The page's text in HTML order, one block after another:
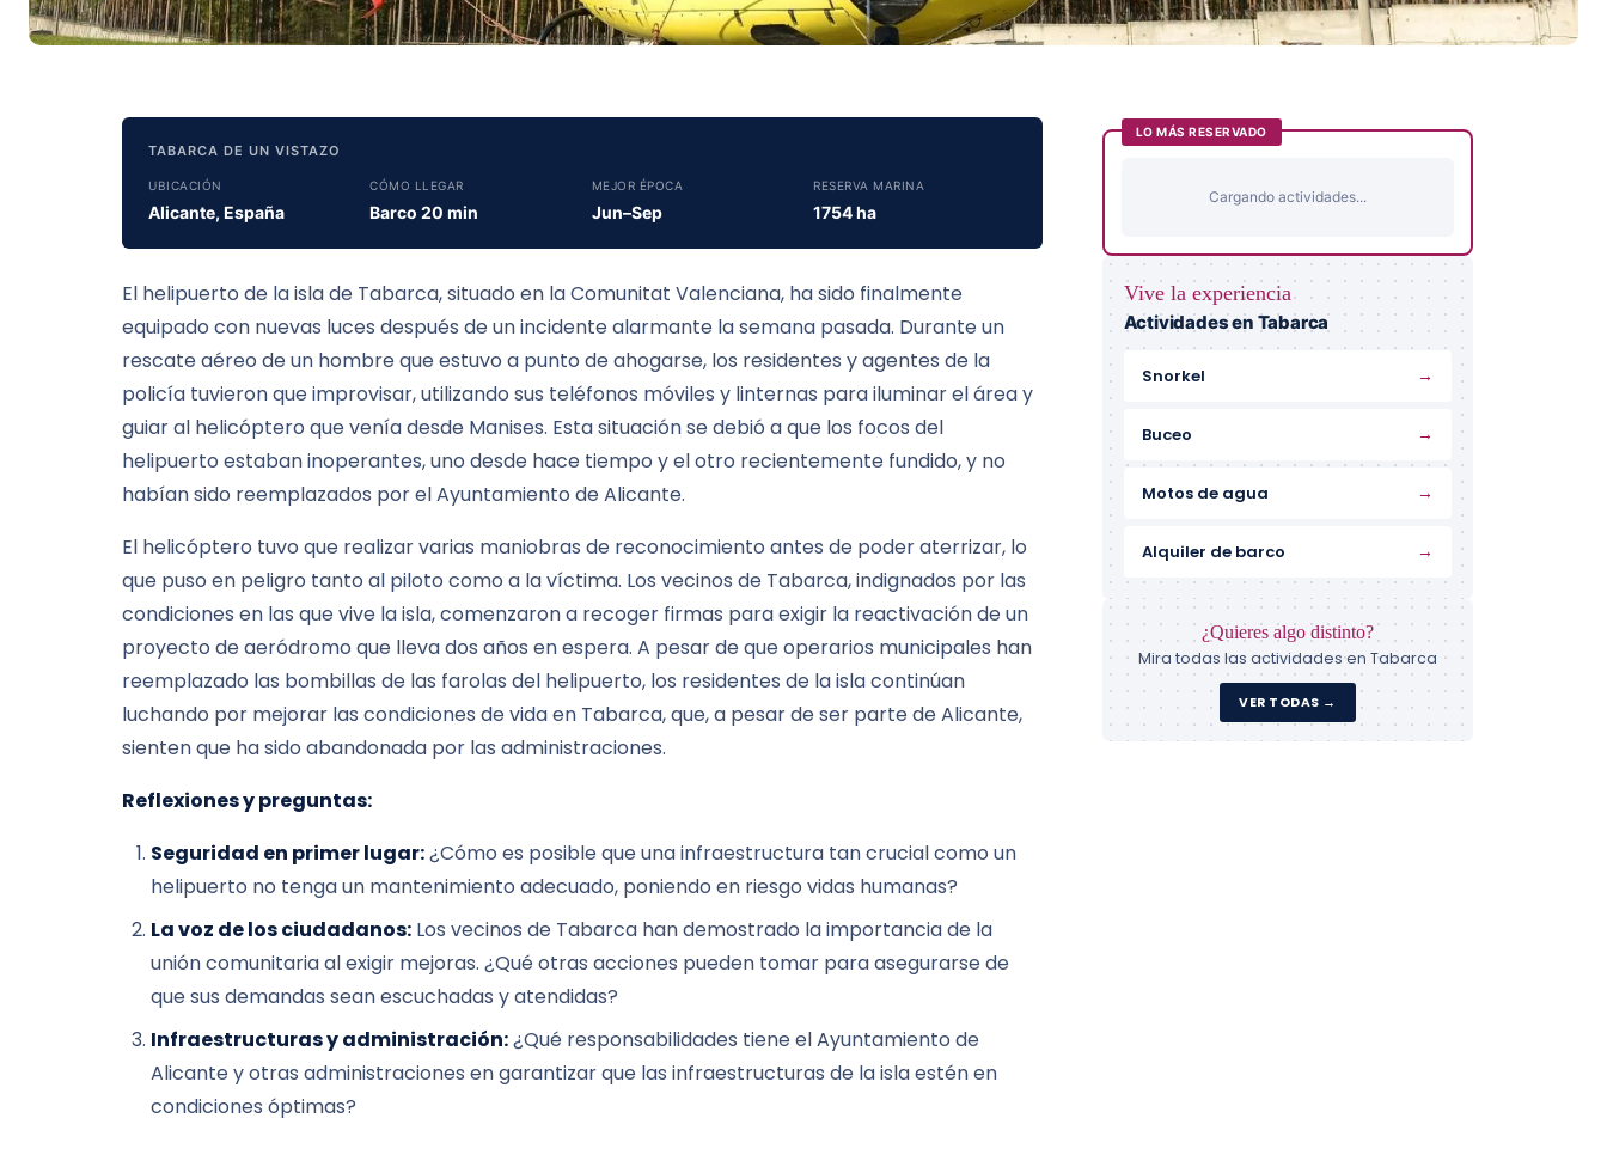
TABARCA DE UN VISTAZO
UBICACIÓN
Alicante, España
CÓMO LLEGAR
Barco 20 min
MEJOR ÉPOCA
Jun–Sep
RESERVA MARINA
1754 ha
El helipuerto de la isla de Tabarca, situado en la Comunitat Valenciana, ha sido finalmente
equipado con nuevas luces después de un incidente alarmante la semana pasada. Durante un
rescate aéreo de un hombre que estuvo a punto de ahogarse, los residentes y agentes de la
policía tuvieron que improvisar, utilizando sus teléfonos móviles y linternas para iluminar el área y
guiar al helicóptero que venía desde Manises. Esta situación se debió a que los focos del
helipuerto estaban inoperantes, uno desde hace tiempo y el otro recientemente fundido, y no
habían sido reemplazados por el Ayuntamiento de Alicante.
El helicóptero tuvo que realizar varias maniobras de reconocimiento antes de poder aterrizar, lo
que puso en peligro tanto al piloto como a la víctima. Los vecinos de Tabarca, indignados por las
condiciones en las que vive la isla, comenzaron a recoger firmas para exigir la reactivación de un
proyecto de aeródromo que lleva dos años en espera. A pesar de que operarios municipales han
reemplazado las bombillas de las farolas del helipuerto, los residentes de la isla continúan
luchando por mejorar las condiciones de vida en Tabarca, que, a pesar de ser parte de Alicante,
sienten que ha sido abandonada por las administraciones.
Reflexiones y preguntas:
Seguridad en primer lugar:¿Cómo es posible que una infraestructura tan crucial como un
helipuerto no tenga un mantenimiento adecuado, poniendo en riesgo vidas humanas?
La voz de los ciudadanos: Los vecinos de Tabarca han demostrado la importancia de la
unión comunitaria al exigir mejoras. ¿Qué otras acciones pueden tomar para asegurarse de
que sus demandas sean escuchadas y atendidas?
Infraestructuras y administración:¿Qué responsabilidades tiene el Ayuntamiento de
Alicante y otras administraciones en garantizar que las infraestructuras de la isla estén en
condiciones óptimas?
LO MÁS RESERVADO
Cargando actividades...
Vive la experiencia
Actividades en Tabarca
Snorkel →
Buceo →
Motos de agua →
Alquiler de barco →
¿Quieres algo distinto?
Mira todas las actividades en Tabarca
VER TODAS →